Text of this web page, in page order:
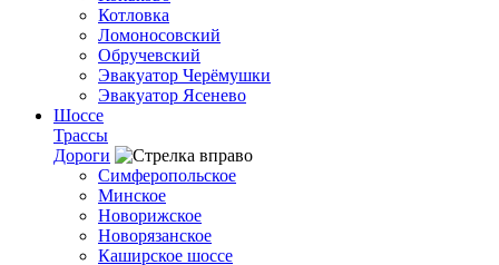
Котловка
Ломоносовский
Обручевский
Эвакуатор Черёмушки
Эвакуатор Ясенево
Шоссе
Трассы
Дороги
Симферопольское
Минское
Новорижское
Новорязанское
Каширское шоссе